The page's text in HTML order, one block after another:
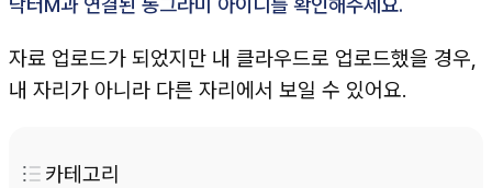
자료 업로드가 되었지만 내 클라우드로 업로드했을 경우,
내 자리가 아니라 다른 자리에서 보일 수 있어요.
카테고리